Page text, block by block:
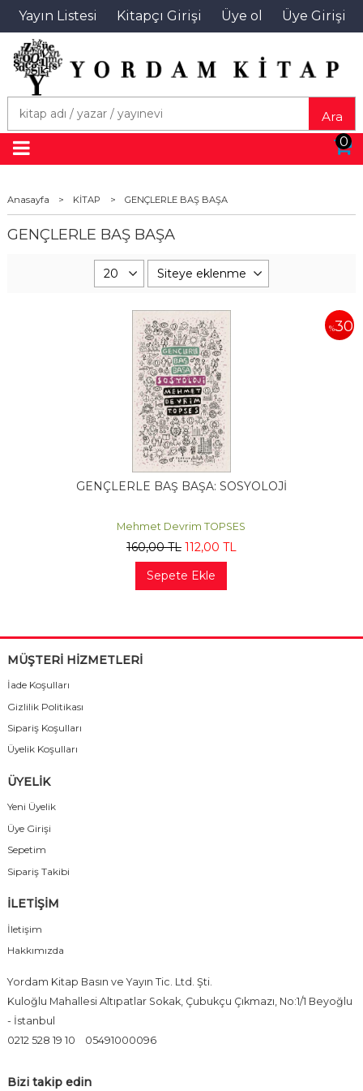
Yayın Listesi Kitapçı Girişi Üye ol Üye Girişi
Ara
0
Anasayfa > KİTAP > GENÇLERLE BAŞ BAŞA
GENÇLERLE BAŞ BAŞA
%30
GENÇLERLE BAŞ BAŞA: SOSYOLOJİ
Mehmet Devrim TOPSES
160,00TL 112,00 TL
Sepete Ekle
MÜŞTERİ HİZMETLERİ
İade Koşulları
Gizlilik Politikası
Sipariş Koşulları
Üyelik Koşulları
ÜYELİK
Yeni Üyelik
Üye Girişi
Sepetim
Sipariş Takibi
İLETİŞİM
İletişim
Hakkımızda
Yordam Kitap Basın ve Yayın Tic. Ltd. Şti.
Kuloğlu Mahallesi Altıpatlar Sokak, Çubukçu Çıkmazı, No:1/1 Beyoğlu
- İstanbul
0212 528 19 10
05491000096
Bizi takip edin